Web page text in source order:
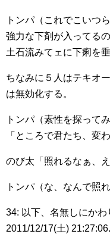
トンパ（これでこいつ
強力な下剤が入ってるの
土石流みてェに下痢を
ちなみに５人はテキオ
は無効化する。
トンパ（素性を探って
「ところで君たち、変
のび太「照れるなぁ、え
トンパ（な、なんで照
34: 以下、名無しにか
2011/12/17(土)